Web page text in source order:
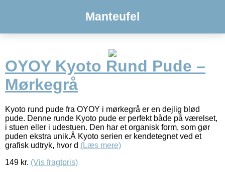
Manteufel
OYOY Kyoto Rund Pude –
Mørkegrå
Kyoto rund pude fra OYOY i mørkegrå er en dejlig blød
pude. Denne runde Kyoto pude er perfekt både på værelset,
i stuen eller i udestuen. Den har et organisk form, som gør
puden ekstra unik.Â Kyoto serien er kendetegnet ved et
grafisk udtryk, hvor d (Læs mere)
149 kr. (Vis fragtpris)